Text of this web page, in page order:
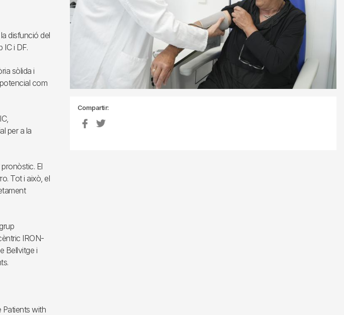
disfunció del
IC i DF.
sòlida i
com
per a la
El
Tot i això, el
IRON-
Bellvitge i
Patients with
Compartir: